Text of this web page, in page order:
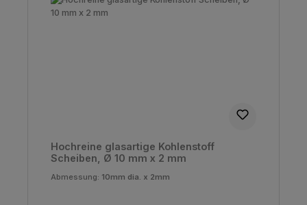
Hochreine glasartige Kohlenstoff
Scheiben, Ø 10 mm x 2 mm
Abmessung: 10mm dia. x 2mm